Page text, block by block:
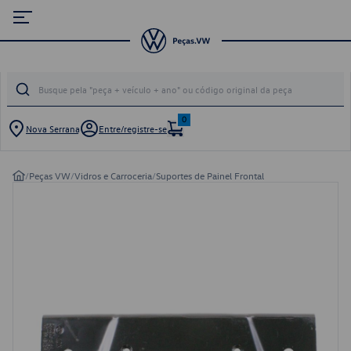
Nova Serrana Entre/registre-se
0
/Peças VW/Vidros e Carroceria/Suportes de Painel Frontal